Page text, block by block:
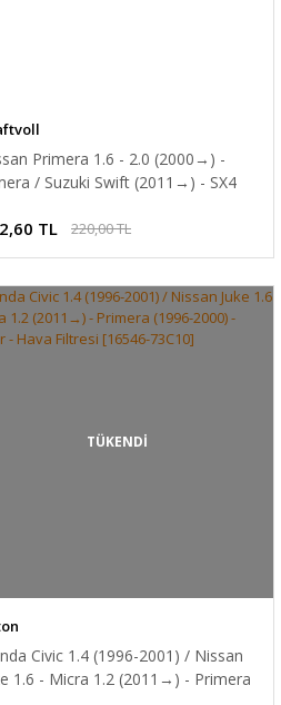
Primera 1.6 - 2.0 (2000 →) -
/ Suzuki Swift (2011→) - SX4
TL 220,00 TL
TÜKENDİ
Civic 1.4 (1996-2001) / Nissan
1.6 - Micra 1.2 (2011→) - Primera